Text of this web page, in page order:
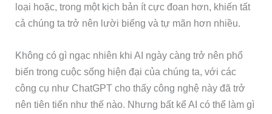
loại hoặc, trong một kịch bản ít cực đoan hơn, khiến tất
cả chúng ta trở nên lười biếng và tự mãn hơn nhiều.
Không có gì ngạc nhiên khi AI ngày càng trở nên phổ
biến trong cuộc sống hiện đại của chúng ta, với các
công cụ như ChatGPT cho thấy công nghệ này đã trở
nên tiên tiến như thế nào. Nhưng bất kể AI có thể làm gì